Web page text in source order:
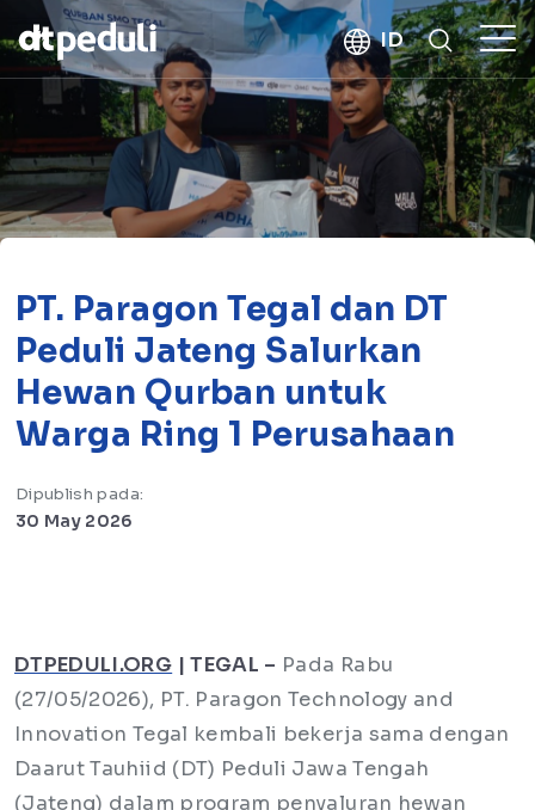
CARI
kebaikan
ID
PT. Paragon Tegal dan DT
Peduli Jateng Salurkan
Hewan Qurban untuk
Warga Ring 1 Perusahaan
Dipublish pada:
30 May 2026
DTPEDULI.ORG | TEGAL – Pada Rabu
(27/05/2026), PT. Paragon Technology and
Innovation Tegal kembali bekerja sama dengan
Daarut Tauhiid (DT) Peduli Jawa Tengah
(Jateng) dalam program penyaluran hewan